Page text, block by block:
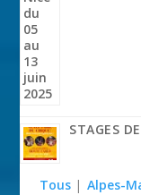
STAGES
Tous | Alpes-